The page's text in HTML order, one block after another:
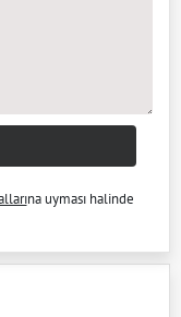
na uyması halinde